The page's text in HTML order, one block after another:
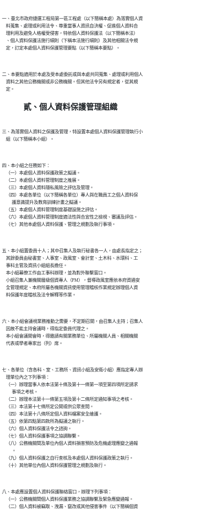
一、臺北市政府捷運工程局第一區工程處（以下簡稱本處）為落實個人資
    料蒐集、處理或利用法令、尊重當事人資訊自決權、促進個人資料合
    理利用及避免人格權受侵害，特依個人資料保護法（以下簡稱本法）
    、個人資料保護法施行細則（下稱本法施行細則）及其他相關法令規
二、本要點適用於本處及受本處委託或與本處共同蒐集、處理或利用個人
    資料之其他公務機關或非公務機關。但其他法令另有規定者，從其規
貳、個人資料保護管理組織
三、為落實個人資料之保護及管理，特設置本處個人資料保護管理執行小
四、本小組之任務如下：
    （一）本處個人資料保護政策之擬議。
    （二）本處個人資料管理制度之推展。
    （三）本處個人資料隱私風險之評估及管理。
    （四）本處各單位（以下簡稱各單位）專人與在職員工之個人資料保
          護意識提升及教育訓練計畫之擬議。
    （五）本處個人資料管理制度基礎設施之評估。
    （六）本處個人資料管理制度適法性與合宜性之檢視、審議及評估。
五、本小組置委員十人；其中召集人及執行秘書各一人，由處長指定之；
    其餘委員由秘書室、人事室、政風室、會計室、土木科、水環科、工
    事科主管及資訊小組組長擔任。
    本小組幕僚工作由工事科辦理，並為對外聯繫窗口。
    小組召集人兼機關層級個資專人（PM），督導政風室應依本府資通安
    全管理規定、本府所屬各機關資訊使用管理稽核作業規定辦理個人資
六、本小組會議視業務推動之需要，不定期召開，由召集人主持；召集人
    因故不能主持會議時，得指定委員代理之。
    本小組會議開會時，得邀請有關業務單位、所屬機關人員、相關機關
七、各單位（含各科、室、工務所、資訊小組及安衛小組）應指定專人辦
    理單位內之下列事項：
    （一）辦理當事人依本法第十條及第十一條第一項至第四項所定請求
          事項之考核。
    （二）辦理本法第十一條第五項及第十二條所定通知事項之考核。
    （三）本法第十七條所定公開或供公眾查閱。
    （四）本法第十八條所定個人資料檔案安全維護。
    （五）依第四點第四款所為擬議之執行。
    （六）個人資料保護法令之諮詢。
    （七）個人資料保護事項之協調聯繫。
    （八）公務機關間及單位內個人資料損害預防及危機處理應變之通報
          。
    （九）個人資料保護之自行查核及本處個人資料保護政策之執行。
八、本處應設置個人資料保護聯絡窗口，辦理下列事項：
    （一）公務機關間個人資料保護業務之協調聯繫及緊急應變通報。
    （二）個人資料被竊取、洩漏、竄改或其他侵害事件（以下簡稱個資